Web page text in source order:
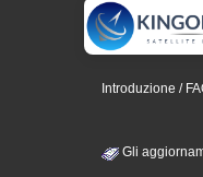
Introduzione /
Gli